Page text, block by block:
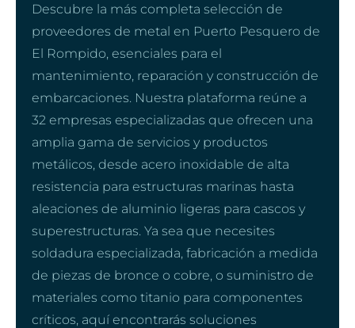
Descubre la más completa selección de
proveedores de metal en Puerto Pesquero de
El Rompido, esenciales para el
mantenimiento, reparación y construcción de
embarcaciones. Nuestra plataforma reúne a
32 empresas especializadas que ofrecen una
amplia gama de servicios y productos
metálicos, desde acero inoxidable de alta
resistencia para estructuras marinas hasta
aleaciones de aluminio ligeras para cascos y
superestructuras. Ya sea que necesites
soldadura especializada, fabricación a medida
de piezas de bronce o cobre, o suministro de
materiales como titanio para componentes
críticos, aquí encontrarás soluciones